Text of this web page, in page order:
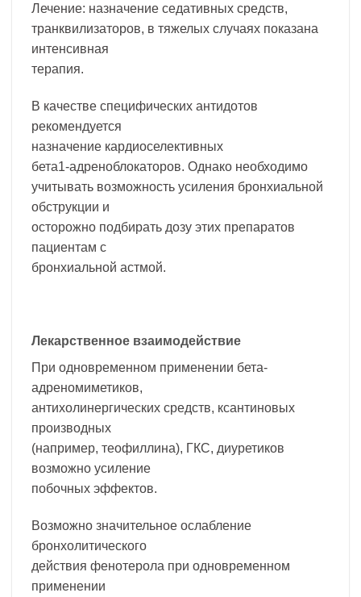
Лечение: назначение седативных средств,
транквилизаторов, в тяжелых случаях показана
интенсивная
терапия.
В качестве специфических антидотов
рекомендуется
назначение кардиоселективных
бета1-адреноблокаторов. Однако необходимо
учитывать возможность усиления бронхиальной
обструкции и
осторожно подбирать дозу этих препаратов
пациентам с
бронхиальной астмой.
Лекарственное взаимодействие
При одновременном применении бета-
адреномиметиков,
антихолинергических средств, ксантиновых
производных
(например, теофиллина), ГКС, диуретиков
возможно усиление
побочных эффектов.
Возможно значительное ослабление
бронхолитического
действия фенотерола при одновременном
применении